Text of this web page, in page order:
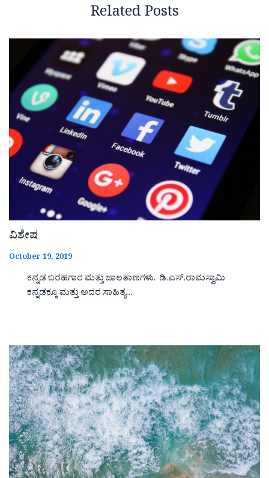
Related Posts
ವಿಶೇಷ
October 19, 2019
ಕನ್ನಡ ಬರಹಗಾರ ಮತ್ತು ಜಾಲತಾಣಗಳು. ಡಿ.ಎಸ್.ರಾಮಸ್ವಾಮಿ
ಕನ್ನಡಕ್ಕೂ ಮತ್ತು ಅದರ ಸಾಹಿತ್ಯ…